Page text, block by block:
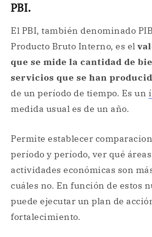
PBI.
El PBI, también denominado
Producto Bruto Interno, es el
que se mide la cantidad de
servicios que se han
de un período de tiempo. Es un
medida usual es de un año.
Permite establecer
período y período, ver qué
actividades económicas son
cuáles no. En función de estos
puede ejecutar un plan de
fortalecimiento.